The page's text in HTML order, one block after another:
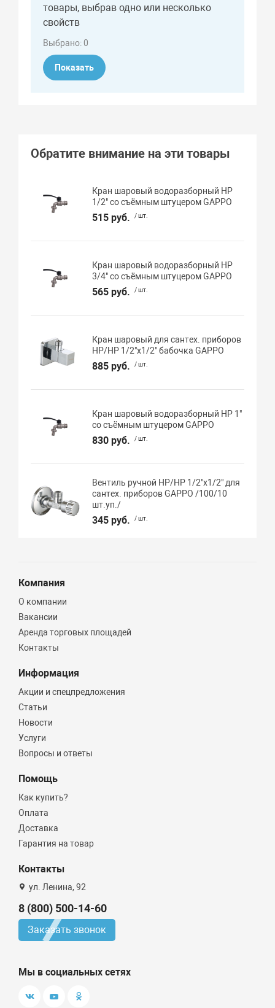
товары, выбрав одно или несколько
свойств
Выбрано:0
Показать
Обратите внимание на эти товары
Кран шаровый водоразборный НР
1/2" со съёмным штуцером GAPPO
515 руб. / шт.
Кран шаровый водоразборный НР
3/4" со съёмным штуцером GAPPO
565 руб. / шт.
Кран шаровый для сантех. приборов
НР/НР 1/2"х1/2" бабочка GAPPO
885 руб. / шт.
Кран шаровый водоразборный НР 1"
со съёмным штуцером GAPPO
830 руб. / шт.
Вентиль ручной НР/НР 1/2"х1/2" для
сантех. приборов GAPPO /100/10
шт.уп./
345 руб. / шт.
Компания
О компании
Вакансии
Аренда торговых площадей
Контакты
Информация
Акции и спецпредложения
Статьи
Новости
Услуги
Вопросы и ответы
Помощь
Как купить?
Оплата
Доставка
Гарантия на товар
Контакты
ул. Ленина, 92
8 (800) 500-14-60
Заказать звонок
Мы в социальных сетях